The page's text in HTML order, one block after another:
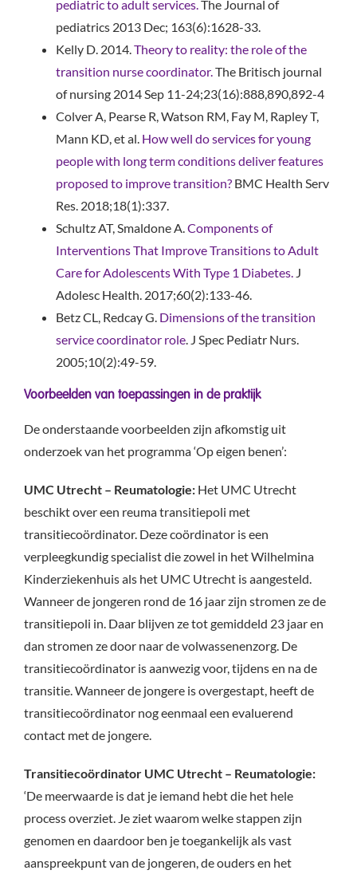
pediatric to adult services. The Journal of
pediatrics 2013 Dec; 163(6):1628-33.
Kelly D. 2014. Theory to reality: the role of the
transition nurse coordinator. The Britisch journal
of nursing 2014 Sep 11-24;23(16):888,890,892-4
Colver A, Pearse R, Watson RM, Fay M, Rapley T,
Mann KD, et al. How well do services for young
people with long term conditions deliver features
proposed to improve transition? BMC Health Serv
Res. 2018;18(1):337.
Schultz AT, Smaldone A. Components of
Interventions That Improve Transitions to Adult
Care for Adolescents With Type 1 Diabetes. J
Adolesc Health. 2017;60(2):133-46.
Betz CL, Redcay G. Dimensions of the transition
service coordinator role . J Spec Pediatr Nurs.
2005;10(2):49-59.
Voorbeelden van toepassingen in de praktijk
De onderstaande voorbeelden zijn afkomstig uit
onderzoek van het programma ‘Op eigen benen’:
UMC Utrecht – Reumatologie: Het UMC Utrecht
beschikt over een reuma transitiepoli met
transitiecoördinator. Deze coördinator is een
verpleegkundig specialist die zowel in het Wilhelmina
Kinderziekenhuis als het UMC Utrecht is aangesteld.
Wanneer de jongeren rond de 16 jaar zijn stromen ze de
transitiepoli in. Daar blijven ze tot gemiddeld 23 jaar en
dan stromen ze door naar de volwassenenzorg. De
transitiecoördinator is aanwezig voor, tijdens en na de
transitie. Wanneer de jongere is overgestapt, heeft de
transitiecoördinator nog eenmaal een evaluerend
contact met de jongere.
Transitiecoördinator UMC Utrecht – Reumatologie:
‘De meerwaarde is dat je iemand hebt die het hele
process overziet. Je ziet waarom welke stappen zijn
genomen en daardoor ben je toegankelijk als vast
aanspreekpunt van de jongeren, de ouders en het